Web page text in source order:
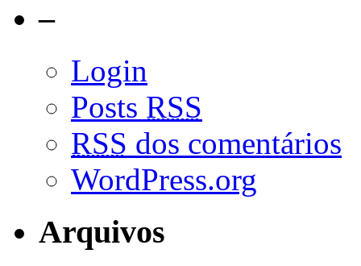
–
Login
Posts RSS
RSS dos comentários
WordPress.org
Arquivos